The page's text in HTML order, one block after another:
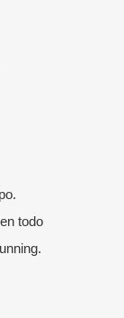
todo